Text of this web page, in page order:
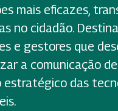
mais eficazes,
no cidadão.
e gestores que
a comunicação
estratégico das